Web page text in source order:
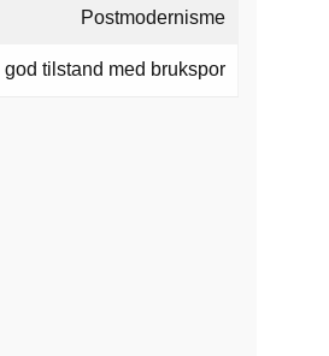
Postmodernisme
god tilstand med brukspor